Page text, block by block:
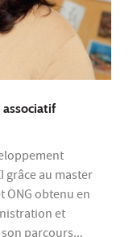
associatif
grâce au master
obtenu en
et